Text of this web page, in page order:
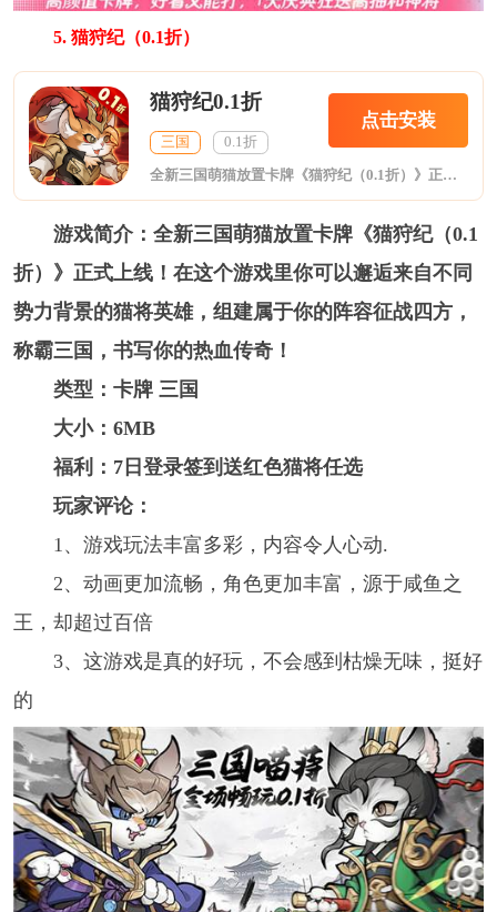
5. 猫狩纪（0.1折）
猫狩纪0.1折
三国 0.1折
点击安装
全新三国萌猫放置卡牌《猫狩纪（0.1折）》正式上线！在这个游戏里你可以邂逅来自不同势力背景的猫将英雄，组建属于你的阵容征战四方，称霸三国，书写你的热血传奇！
游戏简介：全新三国萌猫放置卡牌《猫狩纪（0.1
折）》正式上线！在这个游戏里你可以邂逅来自不同
势力背景的猫将英雄，组建属于你的阵容征战四方，
称霸三国，书写你的热血传奇！
类型：卡牌 三国
大小：6MB
福利：7日登录签到送红色猫将任选
玩家评论：
1、游戏玩法丰富多彩，内容令人心动.
2、动画更加流畅，角色更加丰富，源于咸鱼之
王，却超过百倍
3、这游戏是真的好玩，不会感到枯燥无味，挺好
的